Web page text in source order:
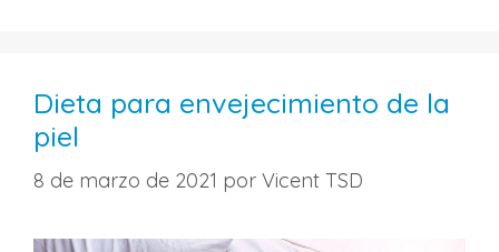
Dieta para envejecimiento de la
piel
8 de marzo de 2021 por Vicent TSD